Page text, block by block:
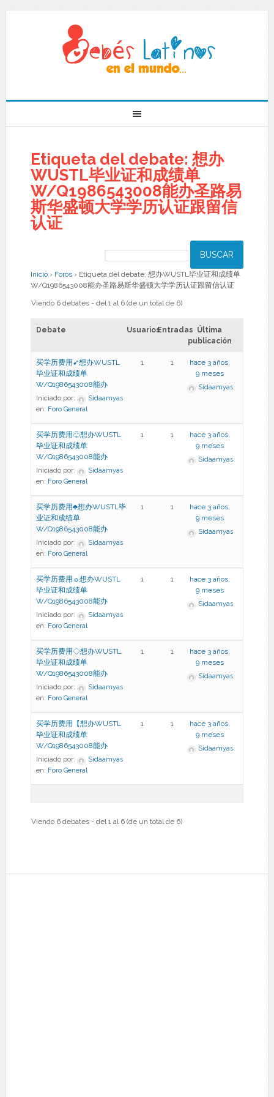
Etiqueta del debate: 想办
WUSTL毕业证和成绩单
W/Q1986543008能办圣路易
斯华盛顿大学学历认证跟留信
认证
Inicio › Foros › Etiqueta del debate: 想办WUSTL毕业证和成绩单
W/Q1986543008能办圣路易斯华盛顿大学学历认证跟留信认证
Viendo 6 debates - del 1 al 6 (de un total de 6)
Debate UsuariosEntradas Última
publicación
买学历费用➹想办WUSTL
毕业证和成绩单
W/Q1986543008能办
Iniciado por:
Sidaamyas
en: Foro General
1 1
hace 3 años,
9 meses
Sidaamyas
买学历费用♧想办WUSTL
毕业证和成绩单
W/Q1986543008能办
Iniciado por:
Sidaamyas
en: Foro General
1 1
hace 3 años,
9 meses
Sidaamyas
买学历费用♣想办WUSTL毕
业证和成绩单
W/Q1986543008能办
Iniciado por:
Sidaamyas
en: Foro General
1 1
hace 3 años,
9 meses
Sidaamyas
买学历费用☼想办WUSTL
毕业证和成绩单
W/Q1986543008能办
Iniciado por:
Sidaamyas
en: Foro General
1 1
hace 3 años,
9 meses
Sidaamyas
买学历费用◇想办WUSTL
毕业证和成绩单
W/Q1986543008能办
Iniciado por:
Sidaamyas
en: Foro General
1 1
hace 3 años,
9 meses
Sidaamyas
买学历费用【想办WUSTL
毕业证和成绩单
W/Q1986543008能办
Iniciado por:
Sidaamyas
en: Foro General
1 1
hace 3 años,
9 meses
Sidaamyas
Viendo 6 debates - del 1 al 6 (de un total de 6)